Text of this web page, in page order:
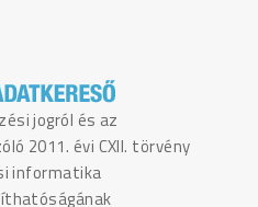
jogról és az
2011. évi CXII. törvény
informatika